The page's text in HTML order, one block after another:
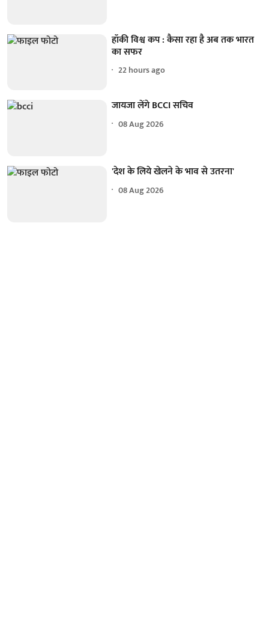
हॉकी विश्व कप : कैसा रहा है अब तक भारत
का सफर
22 hours ago
जायजा लेंगे BCCI सचिव
08 Aug 2026
'देश के लिये खेलने के भाव से उतरना'
08 Aug 2026